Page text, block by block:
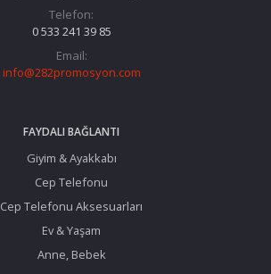
Telefon:
0 533 241 39 85
Email:
info@282promosyon.com
FAYDALI BAĞLANTI
Giyim & Ayakkabı
Cep Telefonu
Cep Telefonu Aksesuarları
Ev & Yaşam
Anne, Bebek